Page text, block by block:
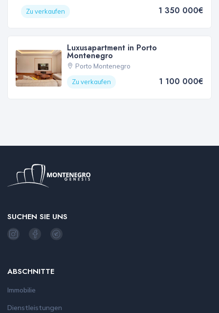
Zu verkaufen
1 350 000€
Luxusapartment in Porto
Montenegro
Porto Montenegro
Zu verkaufen
1 100 000€
SUCHEN SIE UNS
ABSCHNITTE
Immobilie
Dienstleistungen